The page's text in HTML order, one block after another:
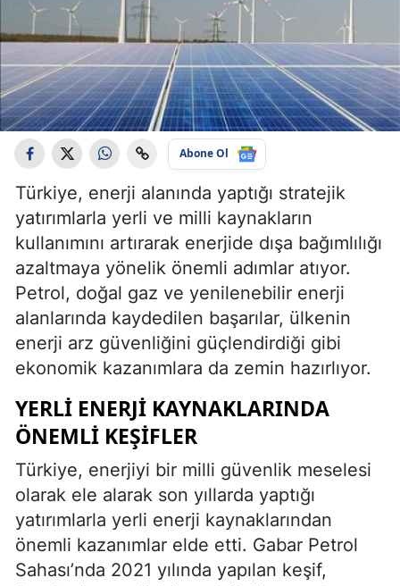
Abone Ol
Türkiye, enerji alanında yaptığı stratejik
yatırımlarla yerli ve milli kaynakların
kullanımını artırarak enerjide dışa bağımlılığı
azaltmaya yönelik önemli adımlar atıyor.
Petrol, doğal gaz ve yenilenebilir enerji
alanlarında kaydedilen başarılar, ülkenin
enerji arz güvenliğini güçlendirdiği gibi
ekonomik kazanımlara da zemin hazırlıyor.
YERLI ENERJI KAYNAKLARINDA
ÖNEMLI KEŞIFLER
Türkiye, enerjiyi bir milli güvenlik meselesi
olarak ele alarak son yıllarda yaptığı
yatırımlarla yerli enerji kaynaklarından
önemli kazanımlar elde etti. Gabar Petrol
Sahası’nda 2021 yılında yapılan keşif,